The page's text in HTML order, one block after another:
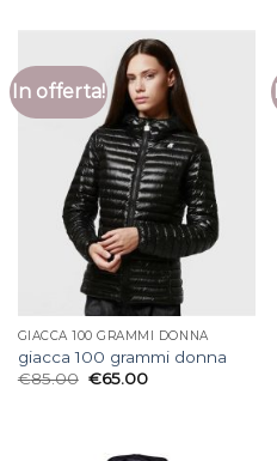
In offerta!
GIACCA 100 GRAMMI DONNA
giacca 100 grammi donna
€85.00 €65.00